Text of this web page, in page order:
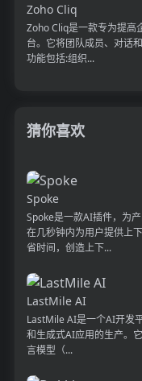
Zoho Cliq
Zoho Cliq是一款专为提高
台。它将团队成员、对话
功能包括:组织...
猜你喜欢
Spoke
Spoke是一款AI插件，为
在几秒钟内为用户提供上
省时间，创造上下...
LastMile AI
LastMile AI是一个AI开发
和生成式AI应用的生产。
言模型（...